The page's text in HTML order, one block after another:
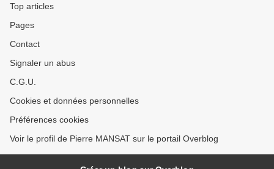
Top articles
Pages
Contact
Signaler un abus
C.G.U.
Cookies et données personnelles
Préférences cookies
Voir le profil de Pierre MANSAT sur le portail Overblog